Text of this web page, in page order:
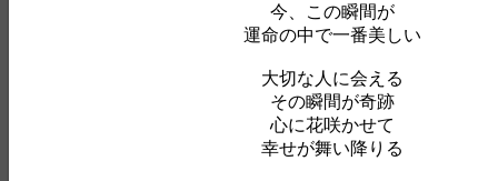
今、この瞬間が
運命の中で一番美しい
大切な人に会える
その瞬間が奇跡
心に花咲かせて
幸せが舞い降りる